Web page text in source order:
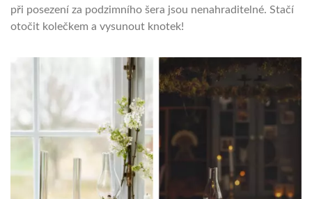
při posezení za podzimního šera jsou nenahraditelné. Stačí
otočit kolečkem a vysunout knotek!